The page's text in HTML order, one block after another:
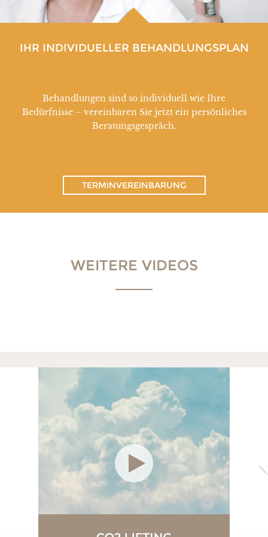
IHR INDIVIDUELLER BEHANDLUNGSPLAN
Behandlungen sind so individuell wie Ihre
Bedürfnisse – vereinbaren Sie jetzt ein persönliches
Beratungsgespräch.
TERMINVEREINBARUNG
WEITERE VIDEOS